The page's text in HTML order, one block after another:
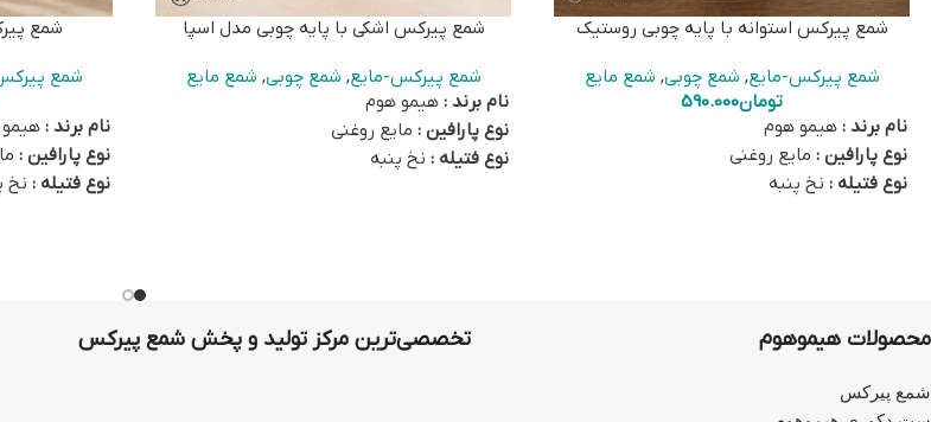
شمع پیرکس استوانه با پایه چوبی روستیک
شمع پیرکس-مایع, شمع چوبی, شمع مایع
تومان590.000
نام برند : هیمو هوم
نوع پارافین : مایع روغنی
نوع فتیله : نخ پنبه
این کالا شامل یک عدد شمع پیرکس استوانه، یک
عدد فتیله نخ‌پنبه‌ای، یک عدد سرفتیله شیشه‌ای،
آسانریز و پایه چوبی است.
شمع پیرکس اشکی با پایه چوبی مدل اسپا
شمع پیرکس-مایع, شمع چوبی, شمع مایع
نام برند : هیمو هوم
نوع پارافین : مایع روغنی
نوع فتیله : نخ پنبه
سی‌سی بیرنگ به همراه سری آسانریز و یک کاسه
شمع
شمع
نام برند :
نوع پارافین :
نوع فتیله : نخ
عدد فتیله
محصولات هیموهوم
شمع پیرکس
تخصصی‌ترین مرکز تولید و پخش شمع پیرکس